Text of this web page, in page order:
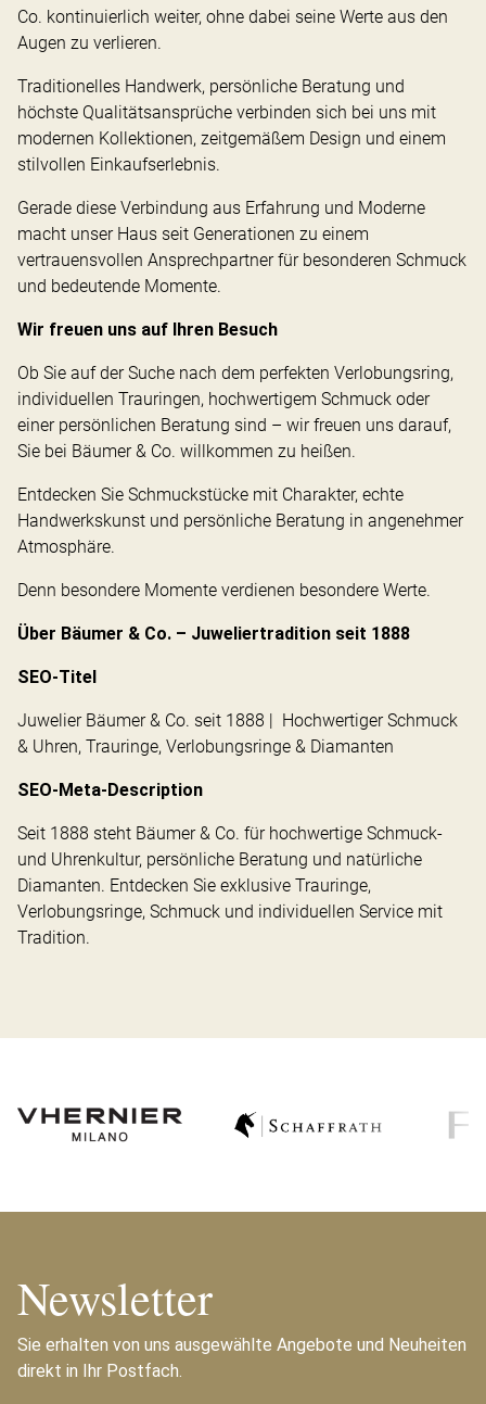
Co. kontinuierlich weiter, ohne dabei seine Werte aus den
Augen zu verlieren.
Traditionelles Handwerk, persönliche Beratung und
höchste Qualitätsansprüche verbinden sich bei uns mit
modernen Kollektionen, zeitgemäßem Design und einem
stilvollen Einkaufserlebnis.
Gerade diese Verbindung aus Erfahrung und Moderne
macht unser Haus seit Generationen zu einem
vertrauensvollen Ansprechpartner für besonderen Schmuck
und bedeutende Momente.
Wir freuen uns auf Ihren Besuch
Ob Sie auf der Suche nach dem perfekten Verlobungsring,
individuellen Trauringen, hochwertigem Schmuck oder
einer persönlichen Beratung sind – wir freuen uns darauf,
Sie bei Bäumer & Co. willkommen zu heißen.
Entdecken Sie Schmuckstücke mit Charakter, echte
Handwerkskunst und persönliche Beratung in angenehmer
Atmosphäre.
Denn besondere Momente verdienen besondere Werte.
Über Bäumer & Co. – Juweliertradition seit 1888
SEO-Titel
Juwelier Bäumer & Co. seit 1888 | Hochwertiger Schmuck
& Uhren, Trauringe, Verlobungsringe & Diamanten
SEO-Meta-Description
Seit 1888 steht Bäumer & Co. für hochwertige Schmuck-
und Uhrenkultur, persönliche Beratung und natürliche
Diamanten. Entdecken Sie exklusive Trauringe,
Verlobungsringe, Schmuck und individuellen Service mit
Tradition.
Newsletter
Sie erhalten von uns ausgewählte Angebote und Neuheiten
direkt in Ihr Postfach.